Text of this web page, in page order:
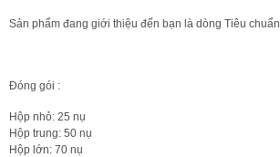
Sản phẩm đang giới thiệu đến bạn là dòng Tiêu chuẩn
Đóng gói :
Hộp nhỏ: 25 nụ
Hộp trung: 50 nụ
Hộp lớn: 70 nụ